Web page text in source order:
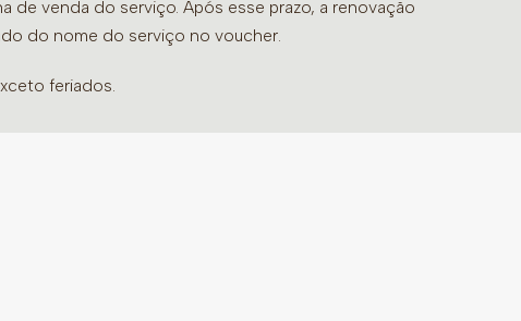
de venda do serviço. Após esse prazo, a renovação
do nome do serviço no voucher.
feriados.